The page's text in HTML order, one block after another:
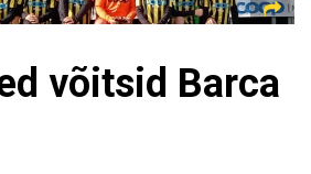
võitsid Barca